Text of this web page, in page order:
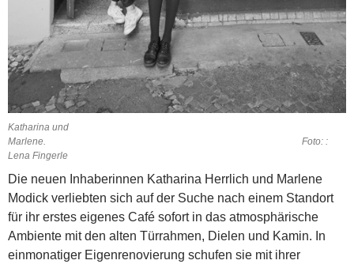
Katharina und
Marlene. Foto: :
Lena Fingerle
Die neuen Inhaberinnen Katharina Herrlich und Marlene
Modick verliebten sich auf der Suche nach einem Standort
für ihr erstes eigenes Café sofort in das atmosphärische
Ambiente mit den alten Türrahmen, Dielen und Kamin. In
einmonatiger Eigenrenovierung schufen sie mit ihrer